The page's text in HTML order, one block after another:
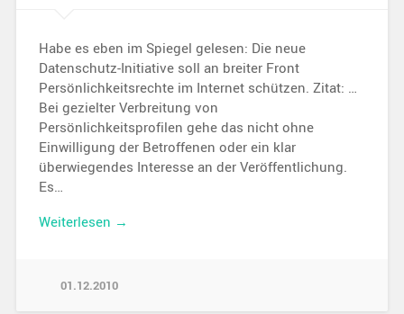
Habe es eben im Spiegel gelesen: Die neue
Datenschutz-Initiative soll an breiter Front
Persönlichkeitsrechte im Internet schützen. Zitat: …
Bei gezielter Verbreitung von
Persönlichkeitsprofilen gehe das nicht ohne
Einwilligung der Betroffenen oder ein klar
überwiegendes Interesse an der Veröffentlichung.
Es…
Weiterlesen →
01.12.2010